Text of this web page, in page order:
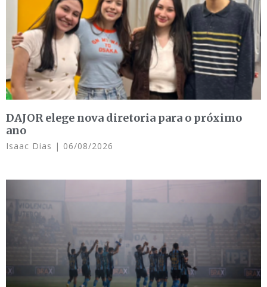
DAJOR elege nova diretoria para o próximo
ano
Isaac Dias 06/08/2026